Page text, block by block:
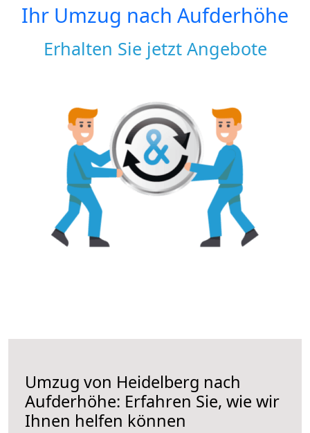
Ihr Umzug nach Aufderhöhe
Erhalten Sie jetzt Angebote
Umzug von Heidelberg nach
Aufderhöhe: Erfahren Sie, wie wir
Ihnen helfen können